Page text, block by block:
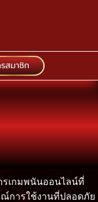
สมาชิก
รเกมพนันออนไลน์ที่
การใช้งานที่ปลอดภัย